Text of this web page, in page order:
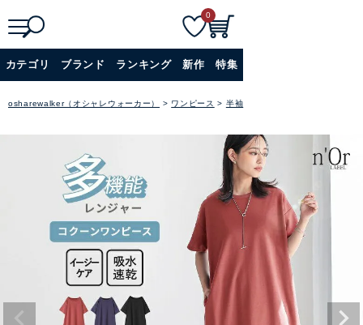
詳細検索
0
カテゴリ ブランド ランキング 新作 特集
osharewalker（オシャレウォーカー） ワンピース 半袖